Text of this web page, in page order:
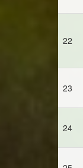
22
23
24